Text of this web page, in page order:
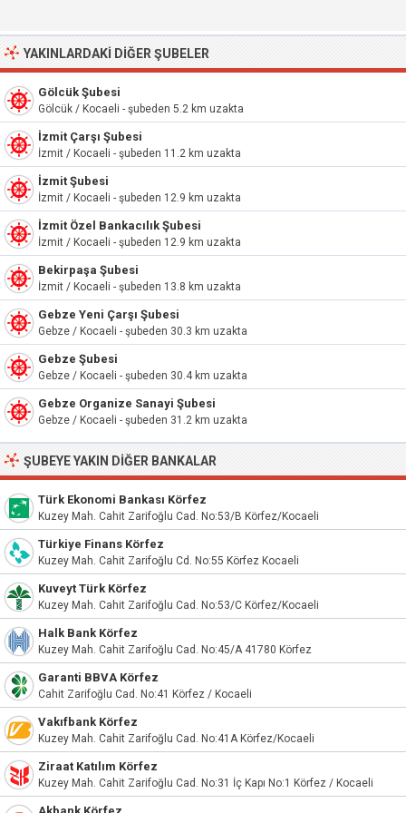
YAKINLARDAKI DIĞER ŞUBELER
Gölcük Şubesi
Gölcük / Kocaeli - şubeden 5.2 km uzakta
İzmit Çarşı Şubesi
İzmit / Kocaeli - şubeden 11.2 km uzakta
İzmit Şubesi
İzmit / Kocaeli - şubeden 12.9 km uzakta
İzmit Özel Bankacılık Şubesi
İzmit / Kocaeli - şubeden 12.9 km uzakta
Bekirpaşa Şubesi
İzmit / Kocaeli - şubeden 13.8 km uzakta
Gebze Yeni Çarşı Şubesi
Gebze / Kocaeli - şubeden 30.3 km uzakta
Gebze Şubesi
Gebze / Kocaeli - şubeden 30.4 km uzakta
Gebze Organize Sanayi Şubesi
Gebze / Kocaeli - şubeden 31.2 km uzakta
ŞUBEYE YAKIN DIĞER BANKALAR
Türk Ekonomi Bankası Körfez
Kuzey Mah. Cahit Zarifoğlu Cad. No:53/B Körfez/Kocaeli
Türkiye Finans Körfez
Kuzey Mah. Cahit Zarifoğlu Cd. No:55 Körfez Kocaeli
Kuveyt Türk Körfez
Kuzey Mah. Cahit Zarifoğlu Cad. No:53/C Körfez/Kocaeli
Halk Bank Körfez
Kuzey Mah. Cahit Zarifoğlu Cad. No:45/A 41780 Körfez
Garanti BBVA Körfez
Cahit Zarifoğlu Cad. No:41 Körfez / Kocaeli
Vakıfbank Körfez
Kuzey Mah. Cahit Zarifoğlu Cad. No:41A Körfez/Kocaeli
Ziraat Katılım Körfez
Kuzey Mah. Cahit Zarifoğlu Cad. No:31 İç Kapı No:1 Körfez / Kocaeli